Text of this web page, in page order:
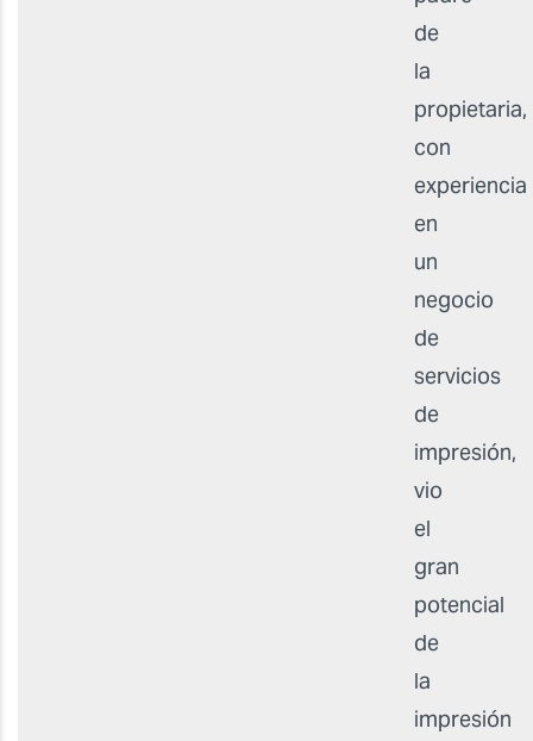
de
la
propietaria,
con
experiencia
en
un
negocio
de
servicios
de
impresión,
vio
el
gran
potencial
de
la
impresión